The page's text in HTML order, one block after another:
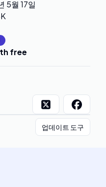
5월 17일
free
업데이트 도구